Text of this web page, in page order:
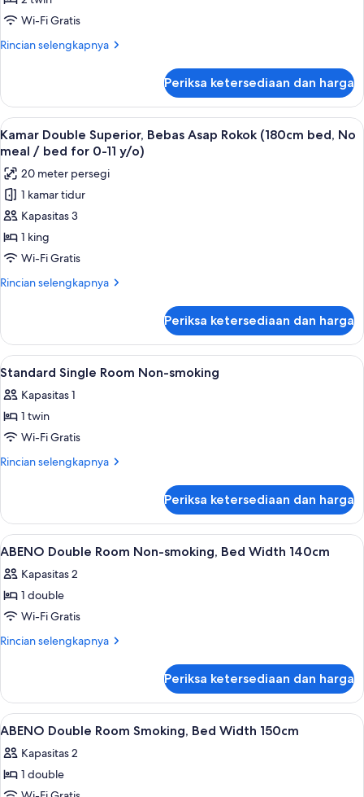
y/o)
bed
for
Bebas
Asap
meal
and
bed
for
child
[0-
11
y/o])
Wi-Fi Gratis
Rincian selengkapnya
Rincian
Kamar
Twin
Standar,
Bebas
Rokok
(No
meal
and
bed
child
[0-
Periksa ketersediaan dan harga
Lihat
semua
foto
untuk
Kamar
Double
Superior,
Bebas
Asap
bed,
No
meal
/
bed
for
0-
11
Meja kerja, ruang kerja ramah
12
Kamar Double Superior, Bebas Asap Rokok (180cm bed, No
meal / bed for 0-11 y/o)
20 meter persegi
1 kamar tidur
Kapasitas 3
1 king
Wi-Fi Gratis
Rincian selengkapnya
Rincian
Kamar
Double
Superior,
Asap
Rokok
bed,
No
for
11
y/o)
Periksa ketersediaan dan harga
Lihat
semua
foto
untuk
Standard
Single
smoking
Meja kerja, ruang kerja ramah
1
Standard Single Room Non-smoking
Kapasitas 1
1 twin
Wi-Fi Gratis
Rincian selengkapnya
Rincian
Standard
Single
Room
smoking
Periksa ketersediaan dan harga
Lihat
semua
foto
untuk
ABENO
Double
smoking,
Bed
Width
140cm
Meja kerja, ruang kerja ramah
1
ABENO Double Room Non-smoking, Bed Width 140cm
Kapasitas 2
1 double
Wi-Fi Gratis
Rincian selengkapnya
Rincian
ABENO
Double
Room
smoking,
Bed
Periksa ketersediaan dan harga
Lihat
semua
foto
untuk
Meja kerja, ruang kerja ramah
1
ABENO Double Room Smoking, Bed Width 150cm
Kapasitas 2
1 double